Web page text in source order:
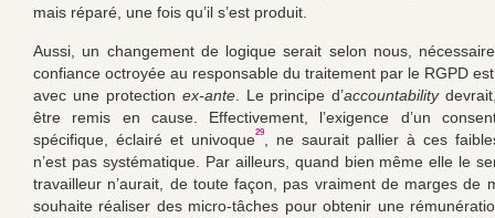
mais réparé, une fois qu’il s’est produit.
Aussi, un changement de logique serait selon nous,
confiance octroyée au responsable du traitement par le RGPD
avec une protection ex-ante. Le principe d’accountability
être remis en cause. Effectivement, l’exigence d’un
spécifique, éclairé et univoque29
, ne saurait pallier à ces
n’est pas systématique. Par ailleurs, quand bien même elle le
travailleur n’aurait, de toute façon, pas vraiment de marges de
souhaite réaliser des micro-tâches pour obtenir une